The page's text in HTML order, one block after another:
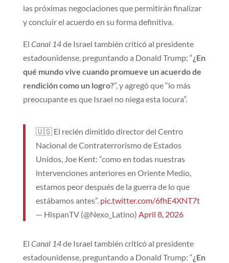
las próximas negociaciones que permitirán finalizar
y concluir el acuerdo en su forma definitiva.
El Canal 14de Israel también criticó al presidente
estadounidense, preguntando a Donald Trump: “¿En
qué mundo vive cuando promueve un acuerdo de
rendición como un logro?”, y agregó que “lo más
preocupante es que Israel no niega esta locura”.
🇺🇸 El recién dimitido director del Centro
Nacional de Contraterrorismo de Estados
Unidos, Joe Kent: “como en todas nuestras
intervenciones anteriores en Oriente Medio,
estamos peor después de la guerra de lo que
estábamos antes”. pic.twitter.com/6fhE4XNT7t
— HispanTV (@Nexo_Latino) April 8, 2026
El Canal 14de Israel también criticó al presidente
estadounidense, preguntando a Donald Trump: “¿En